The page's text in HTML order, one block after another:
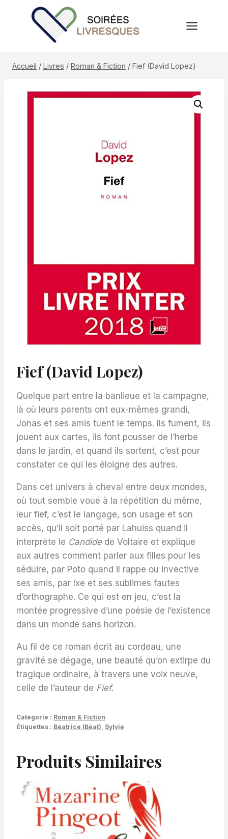
Accueil / Livres / Roman & Fiction / Fief (David Lopez)
Fief (David Lopez)
Quelque part entre la banlieue et la campagne,
là où leurs parents ont eux-mêmes grandi,
Jonas et ses amis tuent le temps. Ils fument, ils
jouent aux cartes, ils font pousser de l’herbe
dans le jardin, et quand ils sortent, c’est pour
constater ce qui les éloigne des autres.
Dans cet univers à cheval entre deux mondes,
où tout semble voué à la répétition du même,
leur fief, c’est le langage, son usage et son
accès, qu’il soit porté par Lahuiss quand il
interprète le Candidede Voltaire et explique
aux autres comment parler aux filles pour les
séduire, par Poto quand il rappe ou invective
ses amis, par Ixe et ses sublimes fautes
d’orthographe. Ce qui est en jeu, c’est la
montée progressive d’une poésie de l’existence
dans un monde sans horizon.
Au fil de ce roman écrit au cordeau, une
gravité se dégage, une beauté qu’on extirpe du
tragique ordinaire, à travers une voix neuve,
celle de l’auteur de Fief.
Catégorie : Roman & Fiction
Étiquettes : Béatrice (Béat) Sylvie
Produits Similaires